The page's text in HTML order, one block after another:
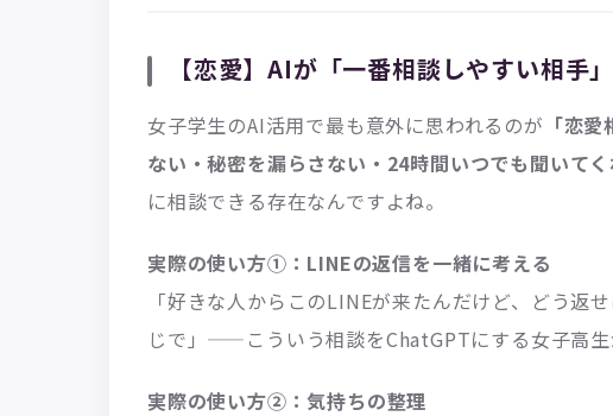
【恋愛】AIが「一番相談しやすい相手
女子学生のAI活用で最も意外に思われるのが 「恋愛
ない・秘密を漏らさない・24時間いつでも聞いてく
に相談できる存在なんですよね。
実際の使い方①：LINEの返信を一緒に考える
「好きな人からこのLINEが来たんだけど、どう返
じで」——こういう相談をChatGPTにする女子高生
実際の使い方②：気持ちの整理